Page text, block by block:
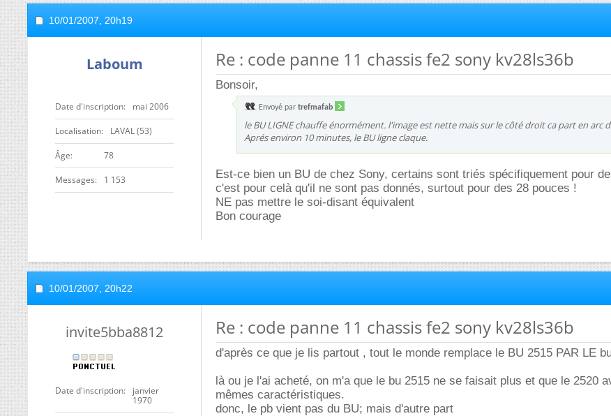
10/01/2007, 20h19
Laboum
Date d'inscription mai 2006
Localisation LAVAL (53)
ge 78
Messages 1 153
Re : code panne 11 chassis fe2 sony kv28ls36b
Bonsoir,
Envoyé par trefmafab
le BU LIGNE chauffe énormément. l'image est nette mais sur le côté droit ca part en arc
Aprés environ 10 minutes, le BU ligne claque.
Est-ce bien un BU de chez Sony, certains sont triés spécifiquement pour
c'est pour celà qu'il ne sont pas donnés, surtout pour des 28 pouces !
NE pas mettre le soi-disant équivalent
Bon courage
10/01/2007, 20h22
invite5bba8812
Date d'inscription
janvier
1970
Re : code panne 11 chassis fe2 sony kv28ls36b
d'après ce que je lis partout , tout le monde remplace le BU 2515 PAR LE
là ou je l'ai acheté, on m'a que le bu 2515 ne se faisait plus et que le 2520
mêmes caractéristiques.
donc, le pb vient pas du BU; mais d'autre part